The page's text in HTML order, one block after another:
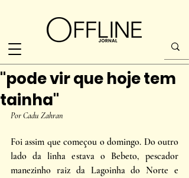
"pode vir que hoje tem
tainha"
Por Cadu Zahran
Foi assim que começou o domingo. Do outro
lado da linha estava o Bebeto, pescador
manezinho raiz da Lagoinha do Norte e